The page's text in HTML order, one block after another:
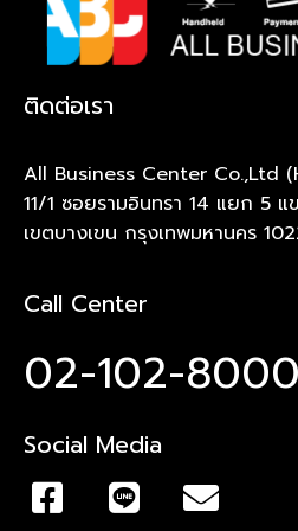
ติดต่อเรา
All Business Center Co.,Ltd
11/1 ซอยรามอินทรา 14 แยก 5 แ
เขตบางเขน กรุงเทพมหานคร
Call Center
02-102-
Social Media